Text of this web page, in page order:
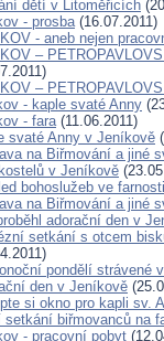
dětí v Litoměřicích
- prosba(16.07.2011)
- aneb nejen
–
–
- kaple svaté Anny
- fara(11.06.2011)
svaté Anny v Jeníkově
na Biřmování a jiné
v Jeníkově
bohoslužeb ve
na Biřmování a jiné
adorační den v
setkání s otcem
pondělí strávené
den v Jeníkově
si okno pro kapli sv.
setkání biřmovanců na
- pracovní pobyt